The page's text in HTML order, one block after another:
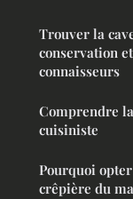
Trouver la
conservation
connaisseurs
Comprendre
cuisiniste
Pourquoi
crêpière du